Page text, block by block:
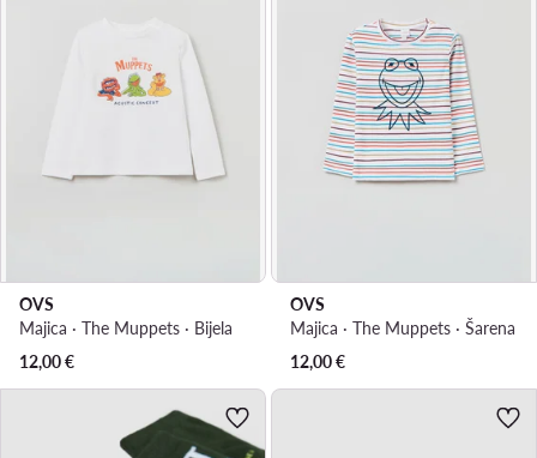
OVS
Majica · The Muppets · Bijela
12,00€
OVS
Majica · The Muppets · Šarena
12,00€